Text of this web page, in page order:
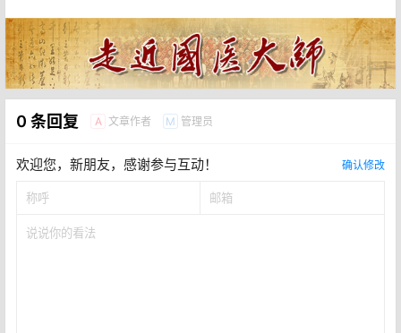
0 条回复 A 文章作者 M 管理员
欢迎您，新朋友，感谢参与互动！ 确认修改